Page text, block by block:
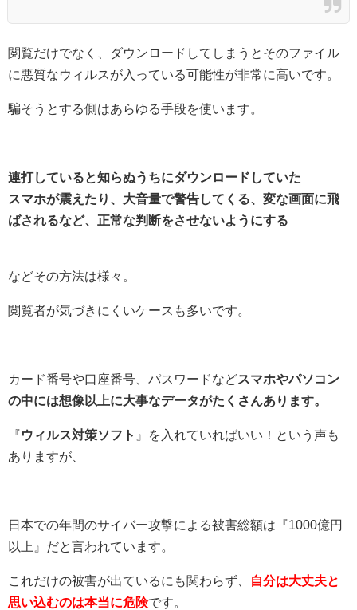
閲覧だけでなく、ダウンロードしてしまうとそのファイル
に悪質なウィルスが入っている可能性が非常に高いです。
騙そうとする側はあらゆる手段を使います。
連打していると知らぬうちにダウンロードしていた
スマホが震えたり、大音量で警告してくる、変な画面に飛
ばされるなど、正常な判断をさせないようにする
などその方法は様々。
閲覧者が気づきにくいケースも多いです。
カード番号や口座番号、パスワードなどスマホやパソコン
の中には想像以上に大事なデータがたくさんあります。
『ウィルス対策ソフト 』を入れていればいい！という声も
ありますが、
日本での年間のサイバー攻撃による被害総額は『1000億円
以上』だと言われています。
これだけの被害が出ているにも関わらず、
自分は大丈夫と
思い込むのは本当に危険です。